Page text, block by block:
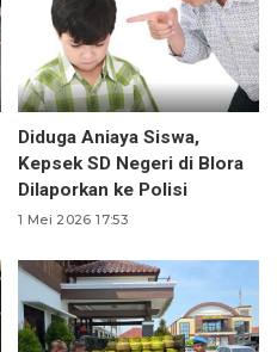
Diduga Aniaya Siswa,
Kepsek SD Negeri di Blora
Dilaporkan ke Polisi
1 Mei 2026 17:53